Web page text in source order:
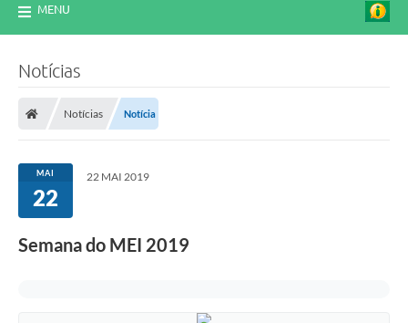
MENU
Notícias
Notícias Notícia
MAI
22
22 MAI 2019
Semana do MEI 2019